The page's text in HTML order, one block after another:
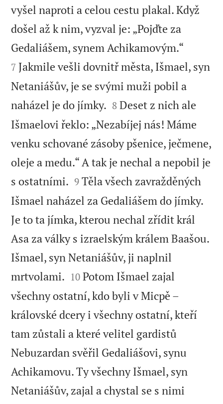
vyšel naproti a celou cestu plakal. Když
došel až k nim, vyzval je: „Pojďte za
Gedaliášem, synem Achikamovým.“
7 Jakmile vešli dovnitř města, Išmael, syn
Netaniášův, je se svými muži pobil a
naházel je do jímky. 

8 Deset z nich ale
Išmaelovi řeklo: „Nezabíjej nás! Máme
venku schované zásoby pšenice, ječmene,
oleje a medu.“ A tak je nechal a nepobil je
s ostatními. 

9 Těla všech zavražděných
Išmael naházel za Gedaliášem do jímky.
Je to ta jímka, kterou nechal zřídit král
Asa za války s izraelským králem Baašou.
Išmael, syn Netaniášův, ji naplnil
mrtvolami. 

10 Potom Išmael zajal
všechny ostatní, kdo byli v Micpě –
královské dcery i všechny ostatní, kteří
tam zůstali a které velitel gardistů
Nebuzardan svěřil Gedaliášovi, synu
Achikamovu. Ty všechny Išmael, syn
Netaniášův, zajal a chystal se s nimi